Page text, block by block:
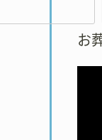
お